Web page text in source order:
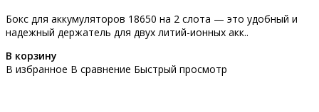
Бокс для аккумуляторов 18650 на 2 слота — это удобный и
надежный держатель для двух литий-ионных акк..
В корзину
В избранное В сравнение Быстрый просмотр